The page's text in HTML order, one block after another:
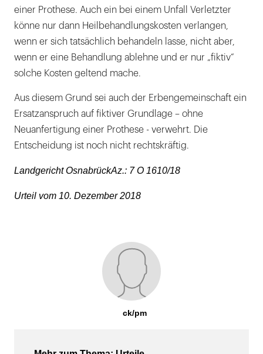
einer Prothese. Auch ein bei einem Unfall Verletzter
könne nur dann Heilbehandlungskosten verlangen,
wenn er sich tatsächlich behandeln lasse, nicht aber,
wenn er eine Behandlung ablehne und er nur „fiktiv“
solche Kosten geltend mache.
Aus diesem Grund sei auch der Erbengemeinschaft ein
Ersatzanspruch auf fiktiver Grundlage – ohne
Neuanfertigung einer Prothese - verwehrt. Die
Entscheidung ist noch nicht rechtskräftig.
Landgericht OsnabrückAz.: 7 O 1610/18
Urteil vom 10. Dezember 2018
ck/pm